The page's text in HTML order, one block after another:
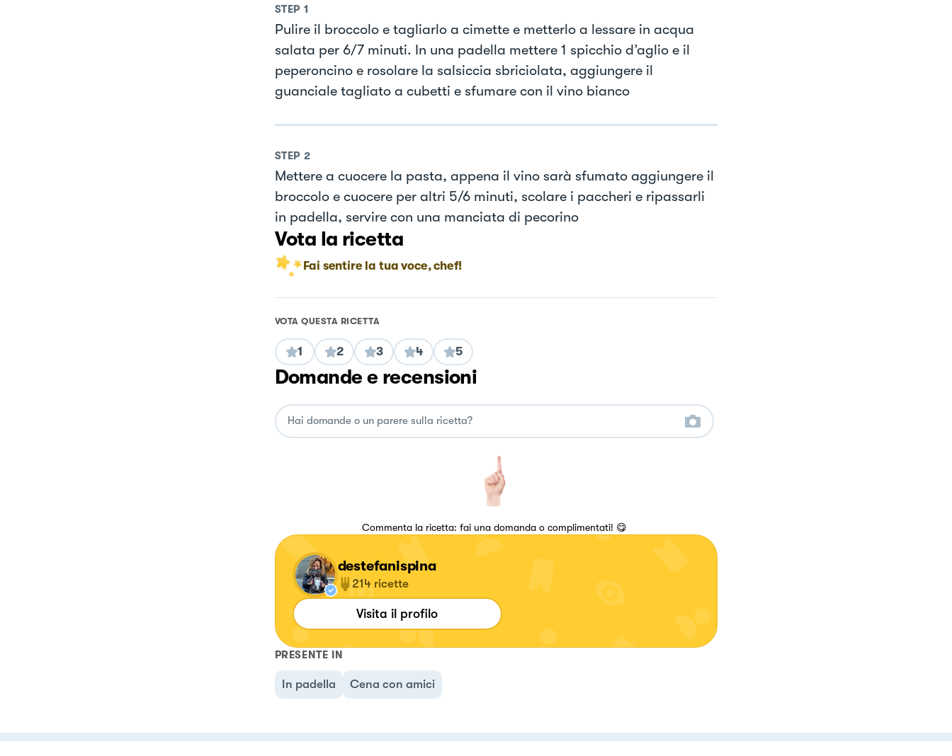
STEP 1
Pulire il broccolo e tagliarlo a cimette e metterlo a lessare in acqua
salata per 6/7 minuti. In una padella mettere 1 spicchio d’aglio e il
peperoncino e rosolare la salsiccia sbriciolata, aggiungere il
guanciale tagliato a cubetti e sfumare con il vino bianco
STEP 2
Mettere a cuocere la pasta, appena il vino sarà sfumato aggiungere il
broccolo e cuocere per altri 5/6 minuti, scolare i paccheri e ripassarli
in padella, servire con una manciata di pecorino
Vota la ricetta
Fai sentire la tua voce, chef!
VOTA QUESTA RICETTA
1 2 3 4 5
Domande e recensioni
Commenta la ricetta: fai una domanda o complimentati! 😋
destefanispina
214 ricette
Visita il profilo
PRESENTE IN
In padella Cena con amici